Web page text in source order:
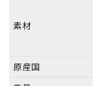
素材
原産国